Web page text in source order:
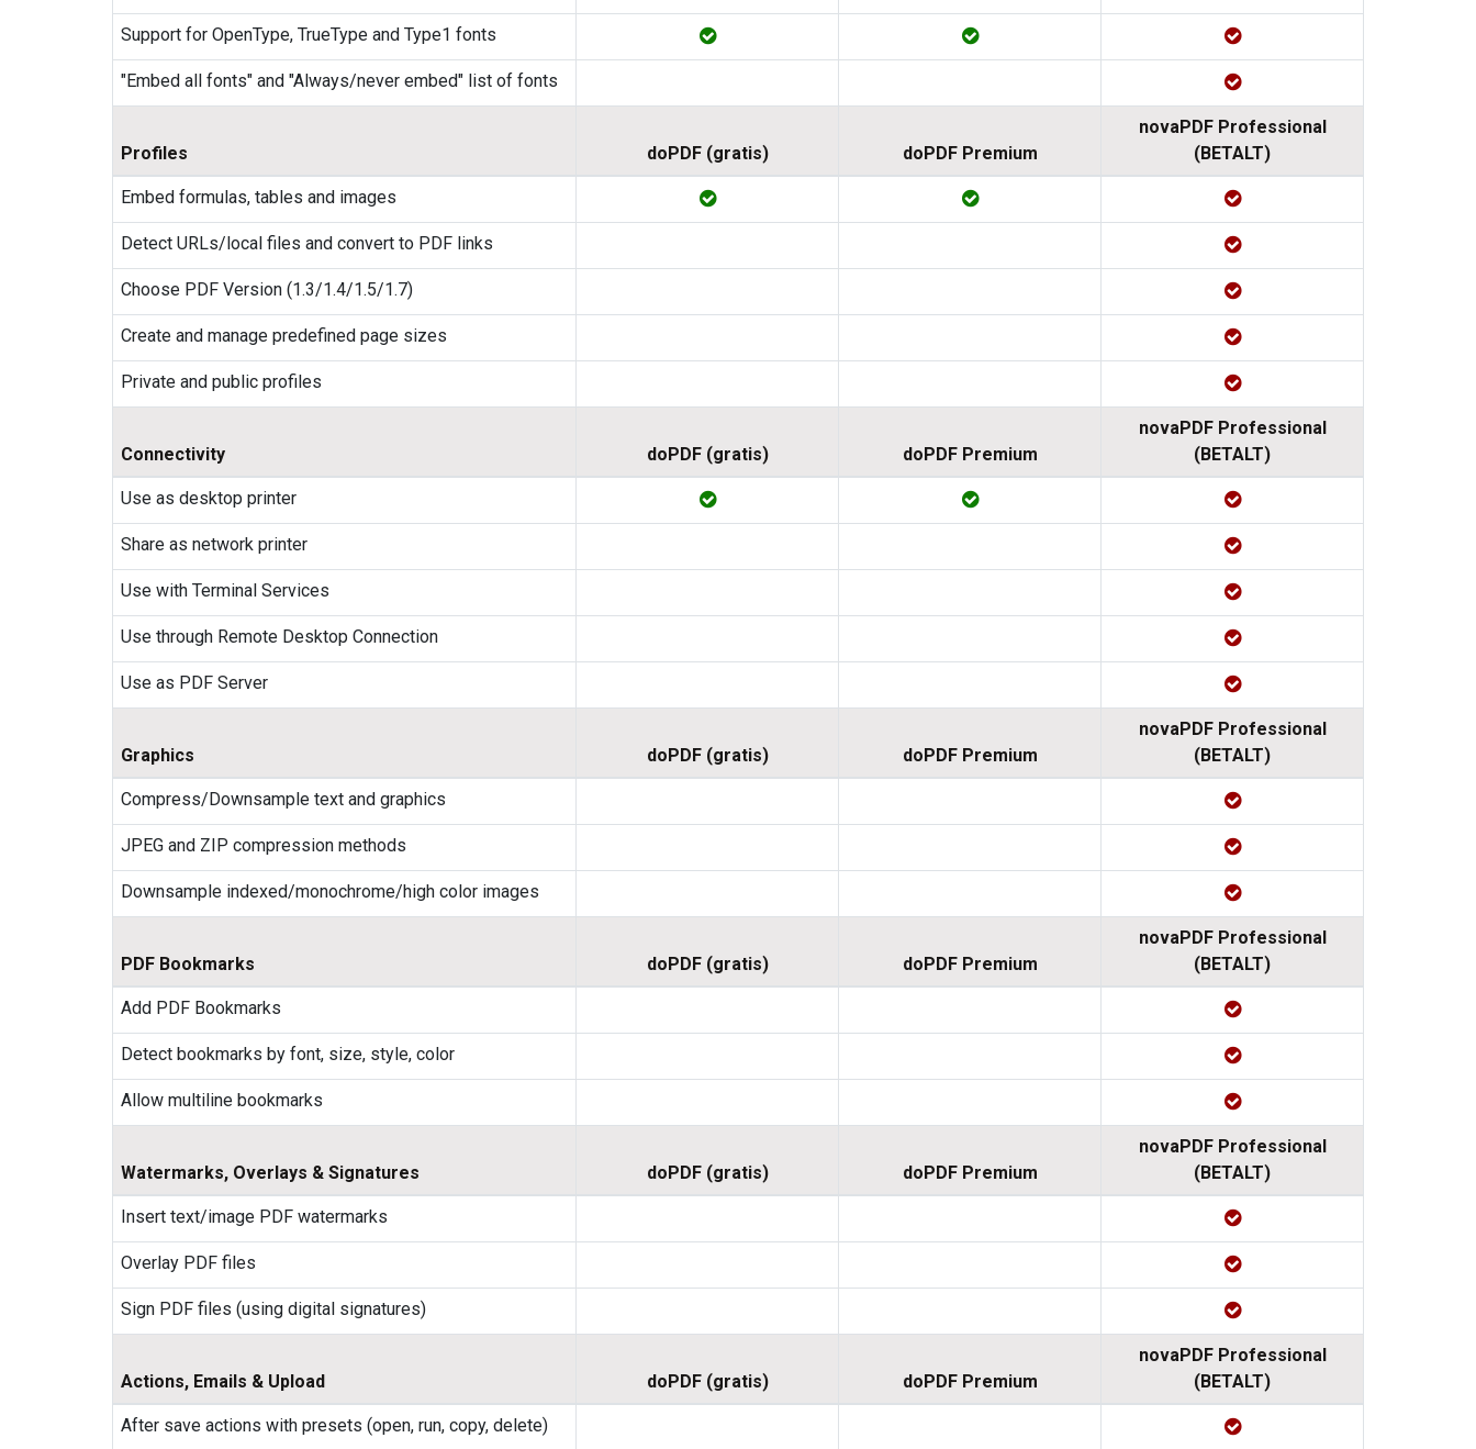
Support for OpenType, TrueType and Type1 fonts
"Embed all fonts" and "Always/never embed" list of fonts
Profiles doPDF (gratis) doPDF Premium
novaPDF Professional
(BETALT)
Embed formulas, tables and images
Detect URLs/local files and convert to PDF links
Choose PDF Version (1.3/1.4/1.5/1.7)
Create and manage predefined page sizes
Private and public profiles
Connectivity doPDF (gratis) doPDF Premium
novaPDF Professional
(BETALT)
Use as desktop printer
Share as network printer
Use with Terminal Services
Use through Remote Desktop Connection
Use as PDF Server
Graphics doPDF (gratis) doPDF Premium
novaPDF Professional
(BETALT)
Compress/Downsample text and graphics
JPEG and ZIP compression methods
Downsample indexed/monochrome/high color images
PDF Bookmarks doPDF (gratis) doPDF Premium
novaPDF Professional
(BETALT)
Add PDF Bookmarks
Detect bookmarks by font, size, style, color
Allow multiline bookmarks
Watermarks, Overlays & Signatures doPDF (gratis) doPDF Premium
novaPDF Professional
(BETALT)
Insert text/image PDF watermarks
Overlay PDF files
Sign PDF files (using digital signatures)
Actions, Emails & Upload doPDF (gratis) doPDF Premium
novaPDF Professional
(BETALT)
After save actions with presets (open, run, copy, delete)